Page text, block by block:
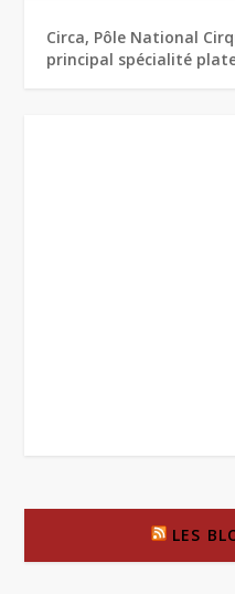
Circa, Pôle National
principal spécialité
LES